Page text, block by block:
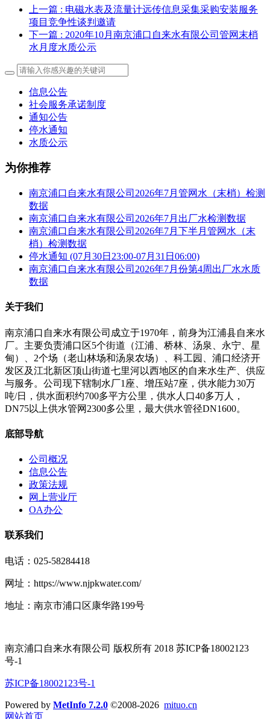
上一篇 : 电磁水表及流量计远传信息采集采购安装服务
项目竞争性谈判邀请
下一篇 : 2020年10月南京浦口自来水有限公司管网末梢
水月度水质公示
信息公告
社会服务承诺制度
通知公告
停水通知
水质公示
为你推荐
南京浦口自来水有限公司2026年7月管网水（末梢）检测
数据
南京浦口自来水有限公司2026年7月出厂水检测数据
南京浦口自来水有限公司2026年7月下半月管网水（末
梢）检测数据
停水通知 (07月30日23:00-07月31日06:00)
南京浦口自来水有限公司2026年7月份第4周出厂水水质
数据
关于我们
南京浦口自来水有限公司成立于1970年，前身为江浦县自来水
厂。主要负责浦口区5个街道（江浦、桥林、汤泉、永宁、星
甸）、2个场（老山林场和汤泉农场）、科工园、浦口经济开
发区及江北新区顶山街道七里河以西地区的自来水生产、供应
与服务。公司现下辖制水厂1座、增压站7座，供水能力30万
吨/日，供水面积约700多平方公里，供水人口40多万人，
DN75以上供水管网2300多公里，最大供水管径DN1600。
底部导航
公司概况
信息公告
政策法规
网上营业厅
OA办公
联系我们
电话：025-58284418
网址：https://www.njpkwater.com/
地址：南京市浦口区康华路199号
南京浦口自来水有限公司 版权所有 2018 苏ICP备18002123
号-1
苏ICP备18002123号-1
Powered by MetInfo 7.2.0 ©2008-2026 mituo.cn
网站首页